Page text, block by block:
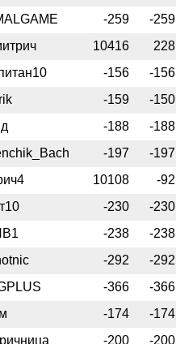
-259 -259
10416 228
-156 -156
-159 -150
-188 -188
-197 -197
10108 -92
-230 -230
-238 -238
-292 -292
-366 -366
-174 -174
-200 -200